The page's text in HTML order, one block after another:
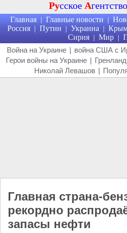
Русское Агентство
Главная | Главные новости |
Россия | Путин | Украина |
Сирия | Мир |
Война на Украине | война США с
Герои войны на Украине |
Николай Левашов |
Главная страна-
рекордно
запасы нефти